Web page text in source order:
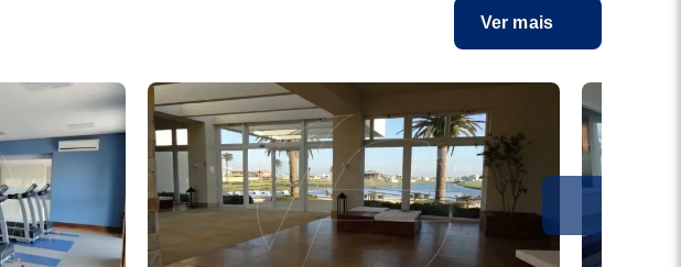
Ver mais